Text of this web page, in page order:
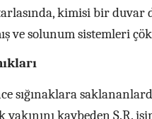
kimisi bir duvar
ve solunum sistemleri
sığınaklara
yakınını kaybeden Ş.R.